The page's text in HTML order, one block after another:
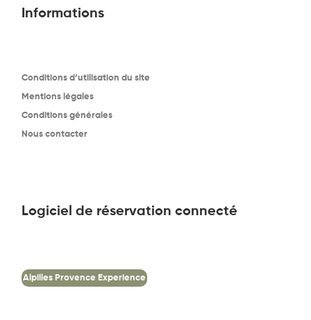
Informations
Conditions d’utilisation du site
Mentions légales
Conditions générales
Nous contacter
Logiciel de réservation connecté
Alpilles Provence Experience